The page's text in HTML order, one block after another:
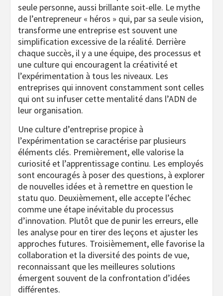
seule personne, aussi brillante soit-elle. Le mythe
de l’entrepreneur « héros » qui, par sa seule vision,
transforme une entreprise est souvent une
simplification excessive de la réalité. Derrière
chaque succès, il y a une équipe, des processus et
une culture qui encouragent la créativité et
l’expérimentation à tous les niveaux. Les
entreprises qui innovent constamment sont celles
qui ont su infuser cette mentalité dans l’ADN de
leur organisation.
Une culture d’entreprise propice à
l’expérimentation se caractérise par plusieurs
éléments clés. Premièrement, elle valorise la
curiosité et l’apprentissage continu. Les employés
sont encouragés à poser des questions, à explorer
de nouvelles idées et à remettre en question le
statu quo. Deuxièmement, elle accepte l’échec
comme une étape inévitable du processus
d’innovation. Plutôt que de punir les erreurs, elle
les analyse pour en tirer des leçons et ajuster les
approches futures. Troisièmement, elle favorise la
collaboration et la diversité des points de vue,
reconnaissant que les meilleures solutions
émergent souvent de la confrontation d’idées
différentes.